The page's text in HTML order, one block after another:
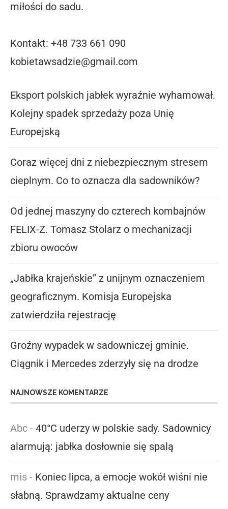
miłości do sadu.
Kontakt: +48 733 661 090
kobietawsadzie@gmail.com
Eksport polskich jabłek wyraźnie wyhamował.
Kolejny spadek sprzedaży poza Unię
Europejską
Coraz więcej dni z niebezpiecznym stresem
cieplnym. Co to oznacza dla sadowników?
Od jednej maszyny do czterech kombajnów
FELIX-Z. Tomasz Stolarz o mechanizacji
zbioru owoców
„Jabłka krajeńskie” z unijnym oznaczeniem
geograficznym. Komisja Europejska
zatwierdziła rejestrację
Groźny wypadek w sadowniczej gminie.
Ciągnik i Mercedes zderzyły się na drodze
NAJNOWSZE KOMENTARZE
Abc - 40°C uderzy w polskie sady. Sadownicy
alarmują: jabłka dosłownie się spalą
mis - Koniec lipca, a emocje wokół wiśni nie
słabną. Sprawdzamy aktualne ceny